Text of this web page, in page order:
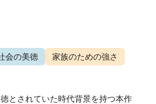
会の美徳
家族のための強さ
とされていた時代背景を持つ本作